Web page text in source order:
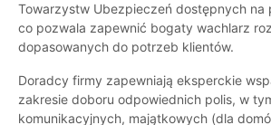
Towarzystw Ubezpieczeń dostępnych na
co pozwala zapewnić bogaty wachlarz
dopasowanych do potrzeb klientów.
Doradcy firmy zapewniają eksperckie
zakresie doboru odpowiednich polis, w
komunikacyjnych, majątkowych (dla